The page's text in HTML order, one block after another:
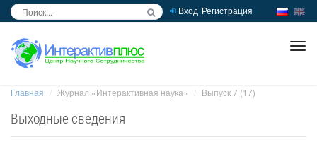
Вход Регистрация
Главная Журнал «Интерактивная наука» Выпуск 7 (17)
Выходные сведения